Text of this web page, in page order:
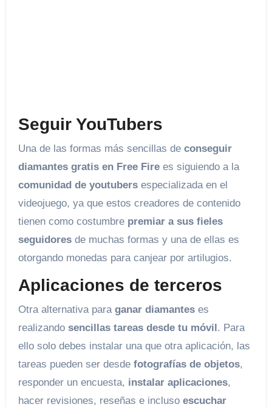
Seguir YouTubers
Una de las formas más sencillas de conseguir
diamantes gratis en Free Firees siguiendo a la
comunidad de youtubersespecializada en el
videojuego, ya que estos creadores de contenido
tienen como costumbre premiar a sus fieles
seguidoresde muchas formas y una de ellas es
otorgando monedas para canjear por artilugios.
Aplicaciones de terceros
Otra alternativa para ganar diamanteses
realizando sencillas tareas desde tu móvil. Para
ello solo debes instalar una que otra aplicación, las
tareas pueden ser desde fotografías de objetos,
responder un encuesta, instalar aplicaciones,
hacer revisiones, reseñas e incluso escuchar